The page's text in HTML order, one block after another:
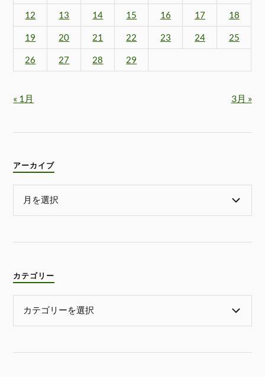
12 13 14 15 16 17 18
19 20 21 22 23 24 25
26 27 28 29
« 1月 3月 »
アーカイブ
カテゴリー